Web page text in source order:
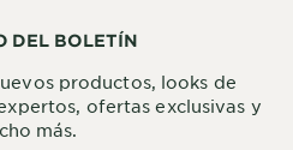
DEL BOLETÍN
productos, looks de
ofertas exclusivas y
más.